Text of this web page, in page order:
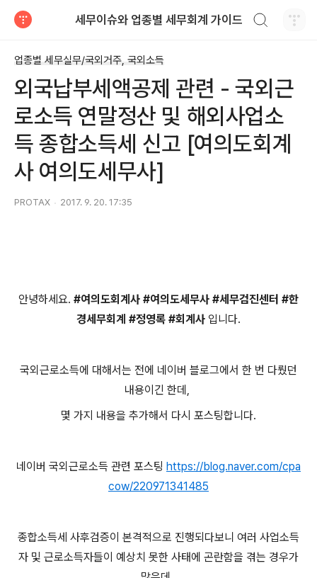
세무이슈와 업종별 세무회계 가이드
업종별 세무실무/국외거주, 국외소득
외국납부세액공제 관련 - 국외근
로소득 연말정산 및 해외사업소
득 종합소득세 신고 [여의도회계
사 여의도세무사]
PROTAX 2017. 9. 20. 17:35
안녕하세요. #여의도회계사 #여의도세무사 #세무검진센터 #한
경세무회계 #정영록 #회계사 입니다.
국외근로소득에 대해서는 전에 네이버 블로그에서 한 번 다뤘던
내용이긴 한데,
몇 가지 내용을 추가해서 다시 포스팅합니다.
네이버 국외근로소득 관련 포스팅 https://blog.naver.com/cpa
cow/220971341485
종합소득세 사후검증이 본격적으로 진행되다보니 여러 사업소득
자 및 근로소득자들이 예상치 못한 사태에 곤란함을 겪는 경우가